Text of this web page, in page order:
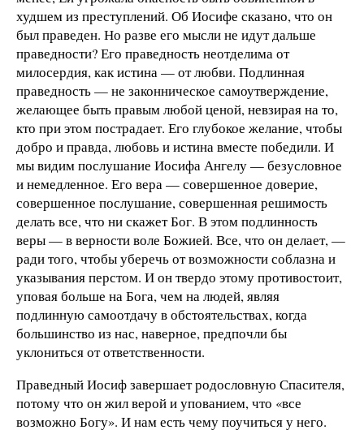
худшем из преступлений. Об Иосифе сказано, что он
был праведен. Но разве его мысли не идут дальше
праведности? Его праведность неотделима от
милосердия, как истина — от любви. Подлинная
праведность — не законническое самоутверждение,
желающее быть правым любой ценой, невзирая на то,
кто при этом пострадает. Его глубокое желание, чтобы
добро и правда, любовь и истина вместе победили. И
мы видим послушание Иосифа Ангелу — безусловное
и немедленное. Его вера — совершенное доверие,
совершенное послушание, совершенная решимость
делать все, что ни скажет Бог. В этом подлинность
веры — в верности воле Божией. Все, что он делает, —
ради того, чтобы уберечь от возможности соблазна и
указывания перстом. И он твердо этому противостоит,
уповая больше на Бога, чем на людей, являя
подлинную самоотдачу в обстоятельствах, когда
большинство из нас, наверное, предпочли бы
уклониться от ответственности.
Праведный Иосиф завершает родословную Спасителя,
потому что он жил верой и упованием, что «все
возможно Богу». И нам есть чему поучиться у него.